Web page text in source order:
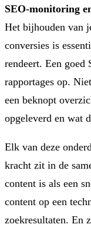
SEO-monitoring
Het bijhouden van
conversies is
rendeert. Een goed
rapportages op.
een beknopt
opgeleverd en wat
Elk van deze
kracht zit in de
content is als een
content op een
zoekresultaten. En